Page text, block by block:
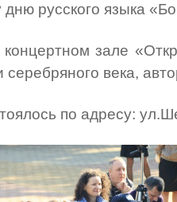
русского языка
зале
серебряного века,
по адресу: